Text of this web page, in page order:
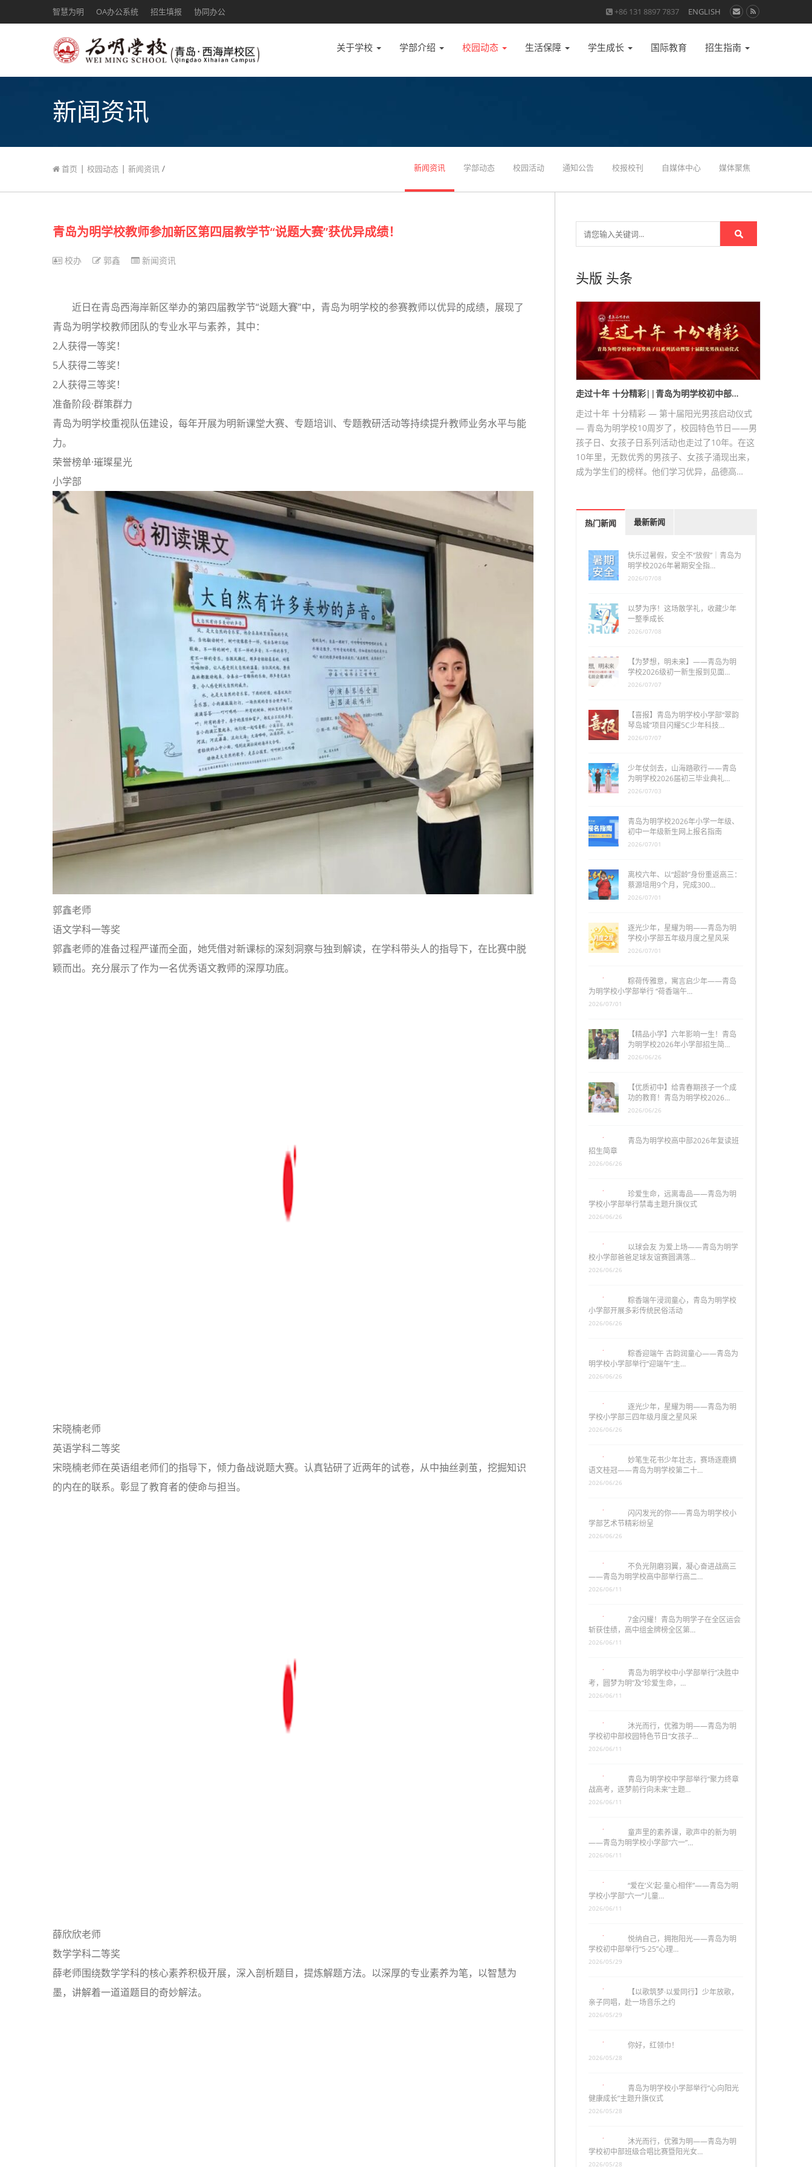
智慧为明 OA办公系统 招生填报 协同办公 +86 131 8897 7837 ENGLISH
关于学校 学部介绍 校园动态 生活保障 学生成长 国际教育 招生指南
新闻资讯
首页 | 校园动态 | 新闻资讯 / 新闻资讯 学部动态 校园活动 通知公告 校报校刊 自媒体中心 媒体聚焦
青岛为明学校教师参加新区第四届教学节“说题大赛”获优异成绩！
校办 郭鑫 新闻资讯
近日在青岛西海岸新区举办的第四届教学节“说题大賽”中，青岛为明学校的参赛教师以优异的成绩，展现了
青岛为明学校教师团队的专业水平与素养，其中：
2人获得一等奖！
5人获得二等奖！
2人获得三等奖！
准备阶段·群策群力
青岛为明学校重视队伍建设，每年开展为明新课堂大赛、专题培训、专题教研活动等持续提升教师业务水平与能
力。
荣誉榜单·璀璨星光
小学部
郭鑫老师
语文学科一等奖
郭鑫老师的准备过程严谨而全面，她凭借对新课标的深刻洞察与独到解读，在学科带头人的指导下，在比赛中脱
颖而出。充分展示了作为一名优秀语文教师的深厚功底。
宋晓楠老师
英语学科二等奖
宋晓楠老师在英语组老师们的指导下，倾力备战说题大赛。认真钻研了近两年的试卷，从中抽丝剥茧，挖掘知识
的内在的联系。彰显了教育者的使命与担当。
薛欣欣老师
数学学科二等奖
薛老师围绕数学学科的核心素养积极开展，深入剖析题目，提炼解题方法。以深厚的专业素养为笔，以智慧为
墨，讲解着一道道题目的奇妙解法。
头版 头条
走过十年 十分精彩||青岛为明学校初中部…
走过十年 十分精彩 — 第十届阳光男孩启动仪式
— 青岛为明学校10周岁了，校园特色节日——男
孩子日、女孩子日系列活动也走过了10年。在这
10年里，无数优秀的男孩子、女孩子涌现出来，
成为学生们的榜样。他们学习优异，品德高…
热门新闻 最新新闻
快乐过暑假，安全不“放假”｜青岛为
明学校2026年暑期安全指…
2026/07/08
以梦为序！这场散学礼，收藏少年
一整季成长
2026/07/08
【为梦想，明未来】——青岛为明
学校2026级初一新生报到见面…
2026/07/07
【喜报】青岛为明学校小学部“翠韵
琴岛城”项目闪耀5C少年科技…
2026/07/07
少年仗剑去，山海踏歌行——青岛
为明学校2026届初三毕业典礼…
2026/07/03
青岛为明学校2026年小学一年级、
初中一年级新生网上报名指南
2026/07/01
离校六年、以“超龄”身份重返高三：
蔡源培用9个月，完成300…
2026/07/01
逐光少年，星耀为明——青岛为明
学校小学部五年级月度之星风采
2026/07/01
粽荷传雅意，寓言启少年——青岛
为明学校小学部举行 “荷香端午…
【精品小学】六年影响一生！青岛
为明学校2026年小学部招生简…
2026/06/26
【优质初中】给青春期孩子一个成
功的教育！青岛为明学校2026…
2026/06/26
青岛为明学校高中部2026年复读班
珍爱生命，远离毒品——青岛为明
学校小学部举行禁毒主题升旗仪式
以球会友 为爱上场——青岛为明学
校小学部爸爸足球友谊赛圆满落…
粽香端午浸润童心，青岛为明学校
小学部开展多彩传统民俗活动
粽香迎端午 古韵润童心——青岛为
明学校小学部举行“迎端午”主…
逐光少年，星耀为明——青岛为明
学校小学部三四年级月度之星风采
妙笔生花书少年壮志，赛场逐鹿摘
语文桂冠——青岛为明学校第二十…
闪闪发光的你——青岛为明学校小
学部艺术节精彩纷呈
不负光阴磨羽翼，凝心奋进战高三
——青岛为明学校高中部举行高二…
7金闪耀！青岛为明学子在全区运会
斩获佳绩，高中组金牌榜全区第…
青岛为明学校中小学部举行“决胜中
考，圆梦为明”及“珍爱生命，…
沐光而行，优雅为明——青岛为明
学校初中部校园特色节日“女孩子…
青岛为明学校中学部举行“聚力终章
战高考，逐梦前行向未来”主题…
童声里的素养课，歌声中的新为明
——青岛为明学校小学部“六一”…
“爱在‘义’起·童心相伴”——青岛为明
学校小学部“六一”儿童…
悦纳自己，拥抱阳光——青岛为明
学校初中部举行“5·25”心理…
【以歌筑梦·以爱同行】少年放歌，
亲子同唱，赴一场音乐之约
你好，红领巾！
青岛为明学校小学部举行“心向阳光
健康成长”主题升旗仪式
沐光而行，优雅为明——青岛为明
学校初中部班级合唱比赛暨阳光女…